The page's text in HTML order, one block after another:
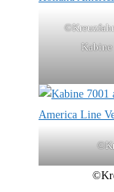
Kabine